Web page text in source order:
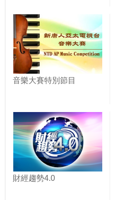
音樂大賽特別節目
財經趨勢4.0